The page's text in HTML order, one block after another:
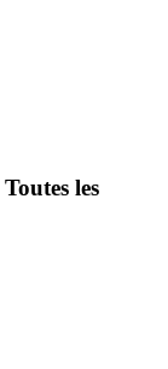
Toutes les